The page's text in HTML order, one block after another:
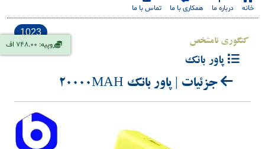
خانه درباره ما همکاری با ما تماس با ما
روپیه: 748.00 اف
1023
کتگوری نامشخص
پاور بانک
جزئیات | پاور بانک 20000MAH